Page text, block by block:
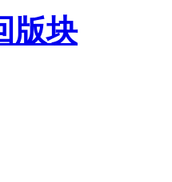
版块